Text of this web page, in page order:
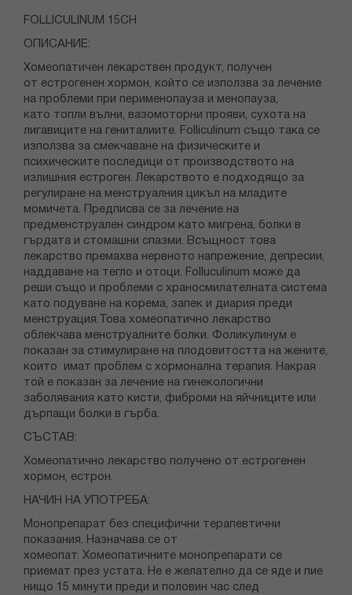
FOLLICULINUM 15CH
ОПИСАНИЕ:
Хомеопатичен лекарствен продукт, получен
от естрогенен хормон, който се използва за лечение
на проблеми при перименопауза и менопауза,
като топли вълни, вазомоторни прояви, сухота на
лигавиците на гениталиите. Folliculinum също така се
използва за смекчаване на физическите и
психическите последици от производството на
излишния естроген. Лекарството е подходящо за
регулиране на менструалния цикъл на младите
момичета. Предписва се за лечение на
предменструален синдром като мигрена, болки в
гърдата и стомашни спазми. Всъщност това
лекарство премахва нервното напрежение, депресии,
наддаване на тегло и отоци. Folluculinum може да
реши също и проблеми с храносмилателната система
като подуване на корема, запек и диария преди
менструация.Това хомеопатично лекарство
облекчава менструалните болки. Фоликулинум е
показан за стимулиране на плодовитостта на жените,
които имат проблем с хормонална терапия. Накрая
той е показан за лечение на гинекологични
заболявания като кисти, фиброми на яйчниците или
дърпащи болки в гърба.
СЪСТАВ:
Хомеопатично лекарство получено от естрогенен
хормон, естрон.
НАЧИН НА УПОТРЕБА:
Монопрепарат без специфични терапевтични
показания. Назначава се от
хомеопат. Хомеопатичните монопрепарати се
приемат през устата. Не е желателно да се яде и пие
нищо 15 минути преди и половин час след